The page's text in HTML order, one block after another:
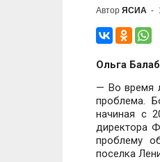
Автор ЯСИА -
Ольга
— Во время
проблема.
начиная с
директора
проблему
поселка